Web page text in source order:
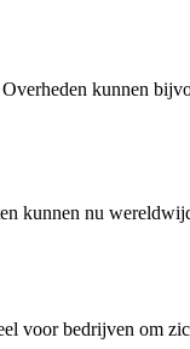
kunnen
kunnen nu
voor bedrijven om